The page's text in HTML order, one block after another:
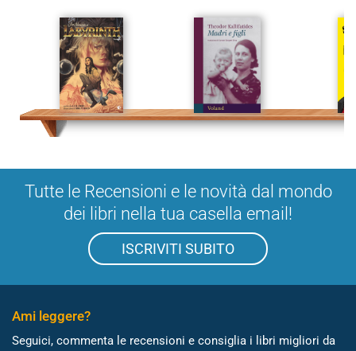
Tutte le Recensioni e le novità dal mondo
dei libri nella tua casella email!
ISCRIVITI SUBITO
Ami leggere?
Seguici, commenta le recensioni e consiglia i libri migliori da